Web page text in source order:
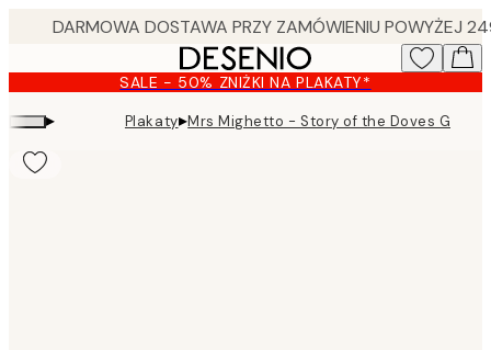
content.
SALE - 50% ZNIŻKI NA PLAKATY*
▸ Plakaty▸Mrs Mighetto - Story of the Doves Green